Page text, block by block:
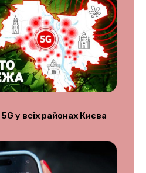
у всіх районах Києва